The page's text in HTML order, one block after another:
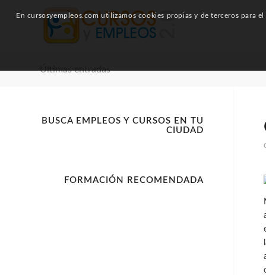
Últimas entradas
BUSCA EMPLEOS Y CURSOS EN TU
CIUDAD
FORMACIÓN RECOMENDADA
En cursosyempleos.com utilizamos cookies propias y de terceros para